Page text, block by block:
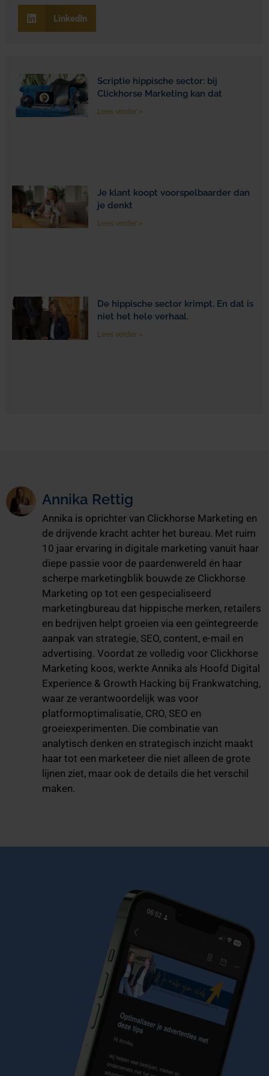
LinkedIn
Scriptie hippische sector: bij
Clickhorse Marketing kan dat
Lees verder »
Je klant koopt voorspelbaarder dan
je denkt
Lees verder »
De hippische sector krimpt. En dat is
niet het hele verhaal.
Lees verder »
Annika Rettig
Annika is oprichter van Clickhorse Marketing en
de drijvende kracht achter het bureau. Met ruim
10 jaar ervaring in digitale marketing vanuit haar
diepe passie voor de paardenwereld én haar
scherpe marketingblik bouwde ze Clickhorse
Marketing op tot een gespecialiseerd
marketingbureau dat hippische merken, retailers
en bedrijven helpt groeien via een geïntegreerde
aanpak van strategie, SEO, content, e-mail en
advertising. Voordat ze volledig voor Clickhorse
Marketing koos, werkte Annika als Hoofd Digital
Experience & Growth Hacking bij Frankwatching,
waar ze verantwoordelijk was voor
platformoptimalisatie, CRO, SEO en
groeiexperimenten. Die combinatie van
analytisch denken en strategisch inzicht maakt
haar tot een marketeer die niet alleen de grote
lijnen ziet, maar ook de details die het verschil
maken.